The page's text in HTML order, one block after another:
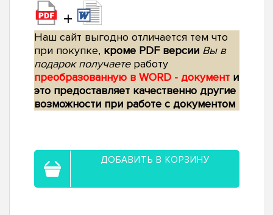
+
Наш сайт выгодно отличается тем что
при покупке, кроме PDF версии Вы в
подарок получаетеработу
преобразованную в WORD - документ и
это предоставляет качественно другие
возможности при работе с документом
ДОБАВИТЬ В КОРЗИНУ